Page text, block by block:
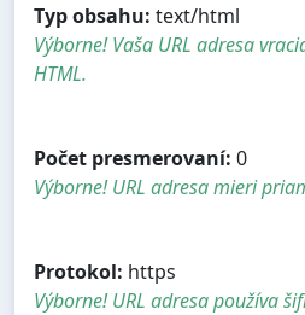
Typ obsahu: text/html
Výborne! Vaša URL adresa
HTML.
Počet presmerovaní: 0
Výborne! URL adresa mieri
Protokol: https
Výborne! URL adresa používa